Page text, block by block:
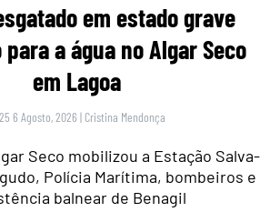
em estado grave
a água no Algar Seco
em Lagoa
6 Agosto, 2026 | Cristina Mendonça
Seco mobilizou a Estação Salva-
Polícia Marítima, bombeiros e
balnear de Benagil